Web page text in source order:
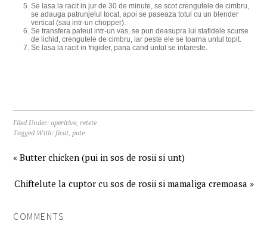
Se lasa la racit in jur de 30 de minute, se scot crengutele de cimbru,
se adauga patrunjelul tocat, apoi se paseaza totul cu un blender
vertical (sau intr-un chopper).
Se transfera pateul intr-un vas, se pun deasupra lui stafidele scurse
de lichid, crengutele de cimbru, iar peste ele se toarna untul topit.
Se lasa la racit in frigider, pana cand untul se intareste.
Filed Under:aperitive,retete
Tagged With:ficat,pate
« Butter chicken (pui in sos de rosii si unt)
Chiftelute la cuptor cu sos de rosii si mamaliga cremoasa »
COMMENTS